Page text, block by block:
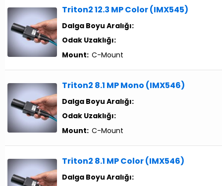
Triton2 12.3 MP Color (IMX545)
Dalga Boyu Aralığı:
Odak Uzaklığı:
Mount: C-Mount
Triton2 8.1 MP Mono (IMX546)
Dalga Boyu Aralığı:
Odak Uzaklığı:
Mount: C-Mount
Triton2 8.1 MP Color (IMX546)
Dalga Boyu Aralığı: